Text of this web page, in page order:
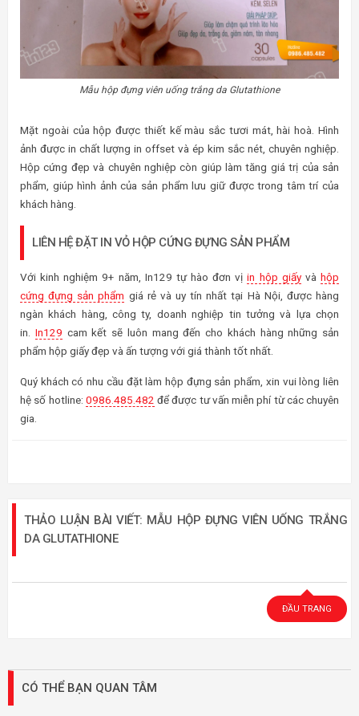
Mẫu hộp đựng viên uống trắng da Glutathione
Mặt ngoài của hộp được thiết kế màu sắc tươi mát, hài hoà. Hình
ảnh được in chất lượng in offset và ép kim sắc nét, chuyên nghiệp.
Hộp cứng đẹp và chuyên nghiệp còn giúp làm tăng giá trị của sản
phẩm, giúp hình ảnh của sản phẩm lưu giữ được trong tâm trí của
khách hàng.
LIÊN HỆ ĐẶT IN VỎ HỘP CỨNG ĐỰNG SẢN PHẨM
Với kinh nghiệm 9+ năm, In129 tự hào đơn vịin hộp giấyvàhộp
cứng đựng sản phẩm giá rẻ và uy tín nhất tại Hà Nội, được hàng
ngàn khách hàng, công ty, doanh nghiệp tin tưởng và lựa chọn
in. In129 cam kết sẽ luôn mang đến cho khách hàng những sản
phẩm hộp giấy đẹp và ấn tượng với giá thành tốt nhất.
Quý khách có nhu cầu đặt làm hộp đựng sản phẩm, xin vui lòng liên
hệ số hotline: 0986.485.482 để được tư vấn miễn phí từ các chuyên
gia.
THẢO LUẬN BÀI VIẾT: MẪU HỘP ĐỰNG VIÊN UỐNG TRẮNG
DA GLUTATHIONE
ĐẦU TRANG
CÓ THỂ BẠN QUAN TÂM